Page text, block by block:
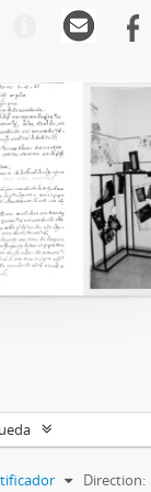
Direction: